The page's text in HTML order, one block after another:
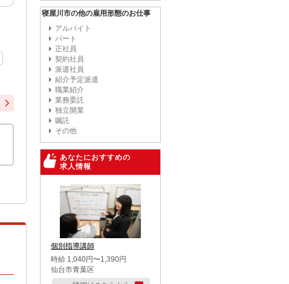
寝屋川市の他の雇用形態のお仕事
アルバイト
パート
正社員
契約社員
派遣社員
紹介予定派遣
職業紹介
業務委託
独立開業
嘱託
その他
あなたにおすすめの
求人情報
個別指導講師
時給 1,040円〜1,390円
仙台市青葉区